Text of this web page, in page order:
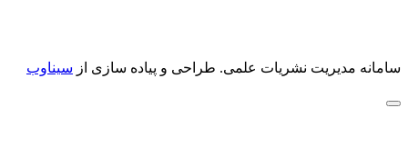
سامانه مدیریت نشریات علمی. طراحی و پیاده سازی از سیناوب